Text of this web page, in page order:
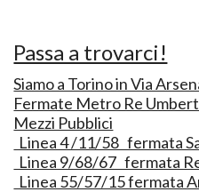
Passa a trovarci!
Siamo a Torino in Via
Fermate Metro Re
Mezzi Pubblici
Linea 4 /11/58 fermata
Linea 9/68/67 fermata
Linea 55/57/15 fermata